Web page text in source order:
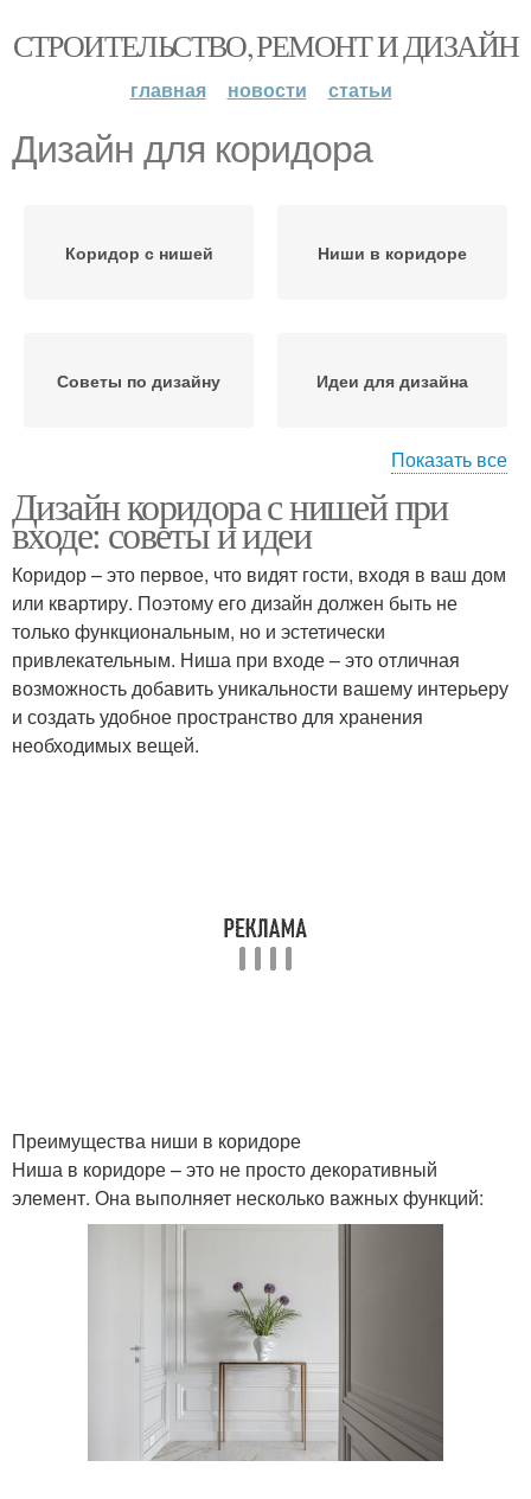
СТРОИТЕЛЬСТВО, РЕМОНТ И ДИЗАЙН
главная новости статьи
Дизайн для коридора
Коридор с нишей Ниши в коридоре
Советы по дизайну Идеи для дизайна
Рекомендации по
дизайну
Гамма для коридора
Ниша в коридоре
Показать все
Дизайн коридора с нишей при
входе: советы и идеи
Коридор – это первое, что видят гости, входя в ваш дом
или квартиру. Поэтому его дизайн должен быть не
только функциональным, но и эстетически
привлекательным. Ниша при входе – это отличная
возможность добавить уникальности вашему интерьеру
и создать удобное пространство для хранения
необходимых вещей.
Преимущества ниши в коридоре
Ниша в коридоре – это не просто декоративный
элемент. Она выполняет несколько важных функций: